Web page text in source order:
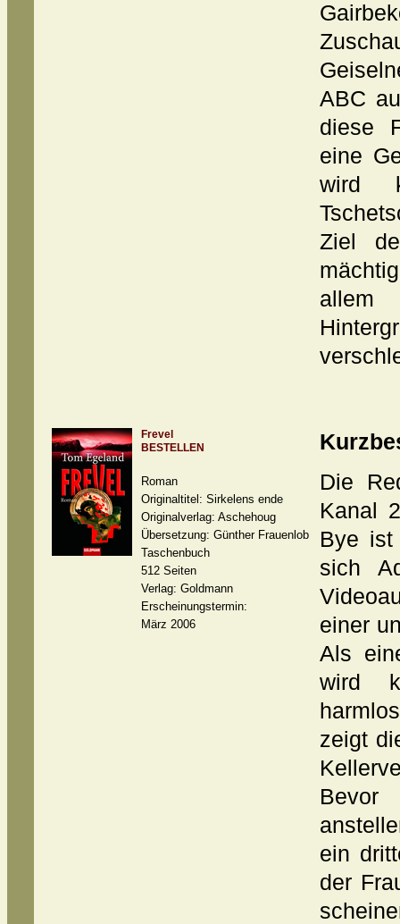
ABC
diese
eine
wird
Ziel
allem
Frevel
BESTELLEN
Roman
Originaltitel: Sirkelens ende
Originalverlag: Aschehoug
Übersetzung: Günther Frauenlob
Taschenbuch
512 Seiten
Verlag: Goldmann
Erscheinungstermin:
März 2006
Die
Kanal
Bye ist
sich
einer
Als
wird
zeigt
ein
der